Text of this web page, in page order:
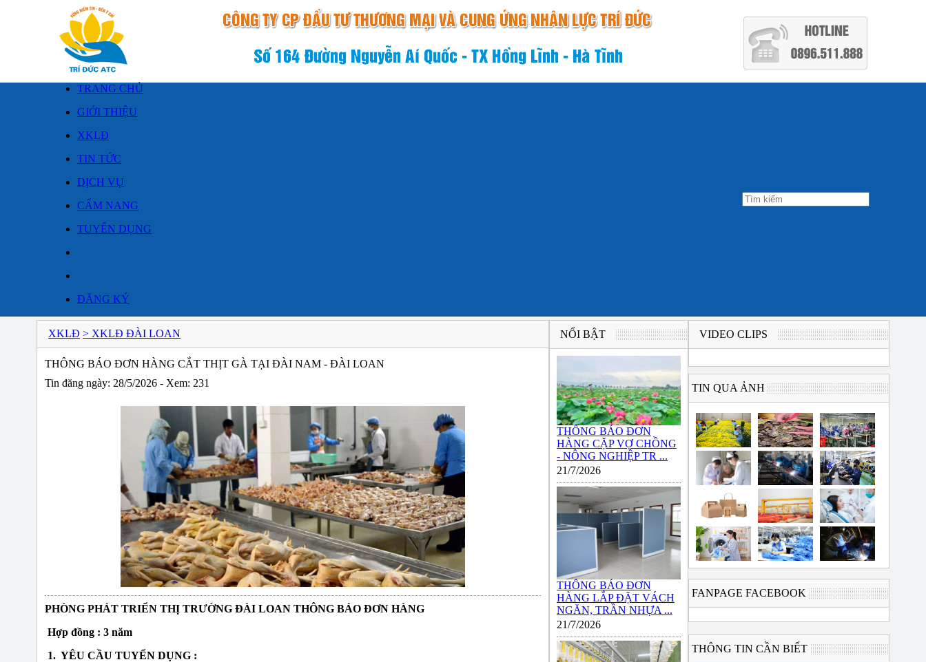
TRANG CHỦ
GIỚI THIỆU
XKLĐ
TIN TỨC
DỊCH VỤ
CẨM NANG
TUYỂN DỤNG
ĐĂNG KÝ
XKLĐ > XKLĐ ĐÀI LOAN
THÔNG BÁO ĐƠN HÀNG CẮT THỊT GÀ TẠI ĐÀI NAM - ĐÀI LOAN
Tin đăng ngày: 28/5/2026 - Xem: 231
PHÒNG PHÁT TRIỂN THỊ TRƯỜNG ĐÀI LOAN THÔNG BÁO ĐƠN HÀNG
Hợp đồng : 3 năm
1. YÊU CẦU TUYỂN DỤNG :
NỔI BẬT
THÔNG BÁO ĐƠN
HÀNG CẶP VỢ CHỒNG
- NÔNG NGHIỆP TR ...
21/7/2026
THÔNG BÁO ĐƠN
HÀNG LẮP ĐẶT VÁCH
NGĂN, TRẦN NHỰA ...
21/7/2026
VIDEO CLIPS
TIN QUA ẢNH
FANPAGE FACEBOOK
THÔNG TIN CẦN BIẾT